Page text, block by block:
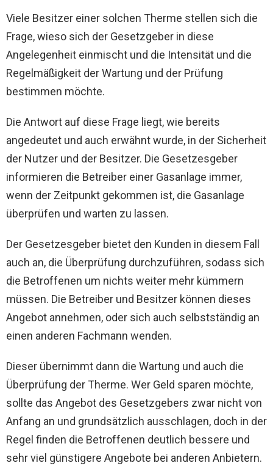
Viele Besitzer einer solchen Therme stellen sich die
Frage, wieso sich der Gesetzgeber in diese
Angelegenheit einmischt und die Intensität und die
Regelmäßigkeit der Wartung und der Prüfung
bestimmen möchte.
Die Antwort auf diese Frage liegt, wie bereits
angedeutet und auch erwähnt wurde, in der Sicherheit
der Nutzer und der Besitzer. Die Gesetzesgeber
informieren die Betreiber einer Gasanlage immer,
wenn der Zeitpunkt gekommen ist, die Gasanlage
überprüfen und warten zu lassen.
Der Gesetzesgeber bietet den Kunden in diesem Fall
auch an, die Überprüfung durchzuführen, sodass sich
die Betroffenen um nichts weiter mehr kümmern
müssen. Die Betreiber und Besitzer können dieses
Angebot annehmen, oder sich auch selbstständig an
einen anderen Fachmann wenden.
Dieser übernimmt dann die Wartung und auch die
Überprüfung der Therme. Wer Geld sparen möchte,
sollte das Angebot des Gesetzgebers zwar nicht von
Anfang an und grundsätzlich ausschlagen, doch in der
Regel finden die Betroffenen deutlich bessere und
sehr viel günstigere Angebote bei anderen Anbietern.